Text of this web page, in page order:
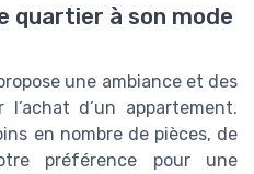
quartier à son mode
une ambiance et des
d’un appartement.
en nombre de pièces, de
préférence pour une